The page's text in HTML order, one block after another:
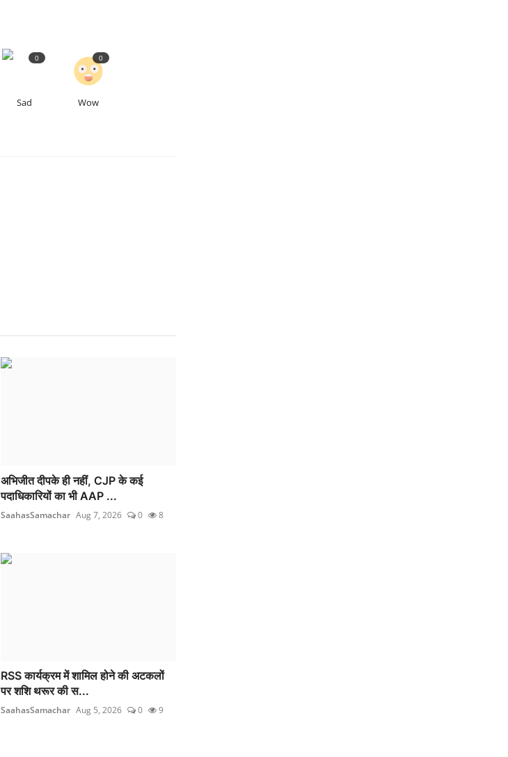
Sad
0
Wow
0
अभिजीत दीपके ही नहीं, CJP के कई
पदाधिकारियों का भी AAP ...
SaahasSamachar Aug 7, 2026 0 8
RSS कार्यक्रम में शामिल होने की अटकलों
पर शशि थरूर की स...
SaahasSamachar Aug 5, 2026 0 9